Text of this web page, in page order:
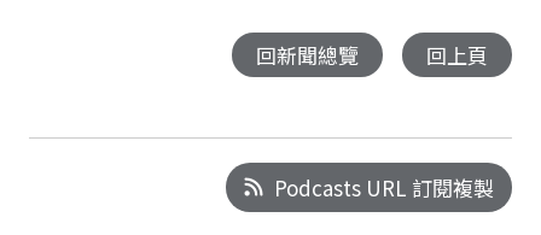
回新聞總覽 回上頁
Podcasts URL 訂閱複製